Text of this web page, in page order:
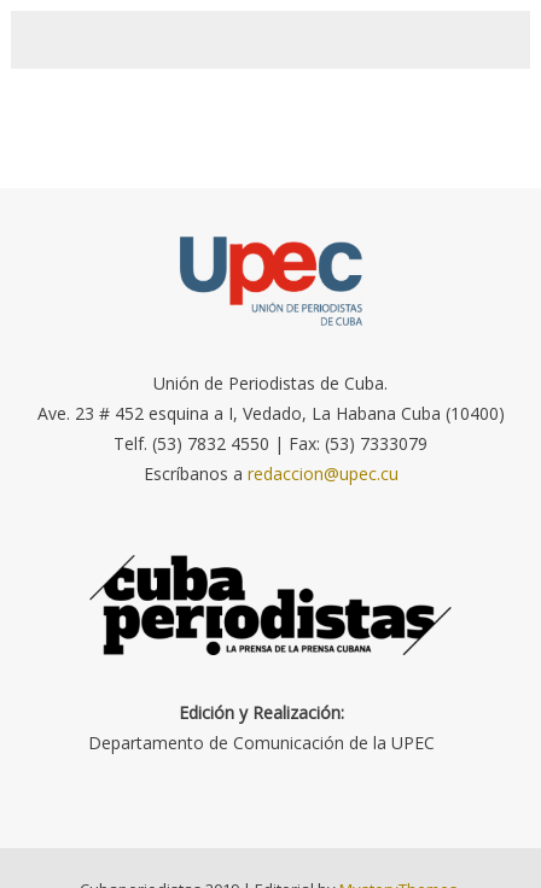
Unión de Periodistas de Cuba.
Ave. 23 # 452 esquina a I, Vedado, La Habana Cuba (10400)
Telf. (53) 7832 4550 | Fax: (53) 7333079
Escríbanos a redaccion@upec.cu
Edición y Realización:
Departamento de Comunicación de la UPEC